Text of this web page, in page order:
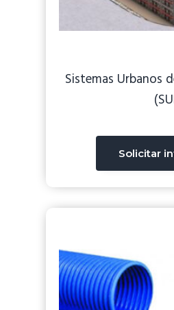
Sistemas Urbanos
Solicitar